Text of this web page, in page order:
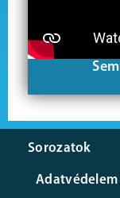
Sorozatok
Adatvédelem